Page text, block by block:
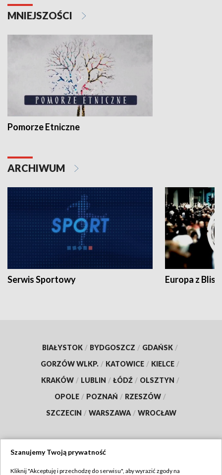
MNIEJSZOŚCI
Pomorze Etniczne
ARCHIWUM
Serwis Sportowy Europa z
BIAŁYSTOK / BYDGOSZCZ / GDAŃSK /
GORZÓW WLKP. / KATOWICE / KIELCE /
KRAKÓW / LUBLIN / ŁÓDŹ / OLSZTYN /
OPOLE / POZNAŃ / RZESZÓW /
SZCZECIN / WARSZAWA / WROCŁAW
Szanujemy Twoją prywatność
Kliknij "Akceptuję i przechodzę do serwisu", aby wyrazić zgody na